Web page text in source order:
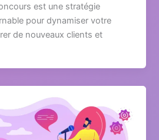
est une stratégie
pour dynamiser votre
de nouveaux clients et